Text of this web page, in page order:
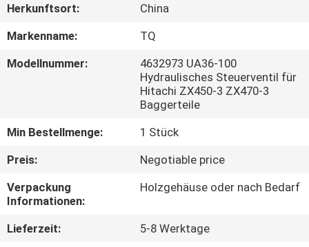
VR
FABRIK
TOUR
QUALITÄTSKONTROLLE
Herkunftsort:
China
Markenname:
TQ
Modellnummer:
4632973 UA36-100
Hydraulisches Steuerventil für
Hitachi ZX450-3 ZX470-3
Baggerteile
Min Bestellmenge:
1 Stück
Preis:
Negotiable price
Verpackung
Informationen:
Holzgehäuse oder nach Bedarf
Lieferzeit:
5-8 Werktage